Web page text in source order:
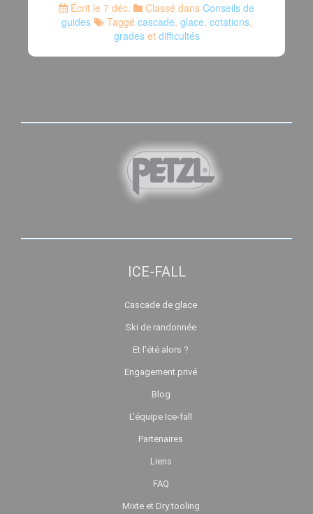
Écrit le 7 déc. Classé dans Conseils de
guides
Taggé cascade, glace, cotations,
gradeset difficultés
ICE-FALL
Cascade de glace
Ski de randonnée
Et l'été alors ?
Engagement privé
Blog
L'équipe Ice-fall
Partenaires
Liens
FAQ
Mixte et Dry tooling